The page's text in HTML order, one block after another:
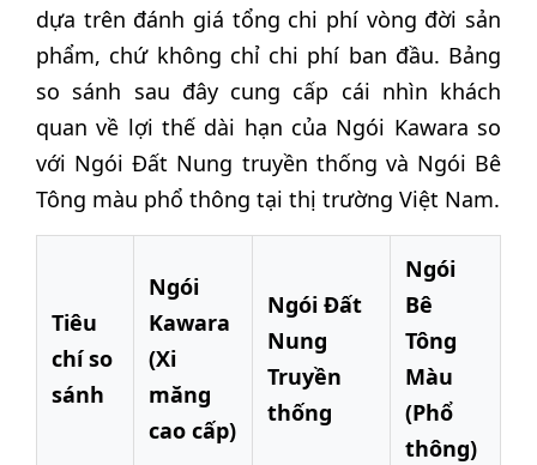
dựa trên đánh giá tổng chi phí vòng đời sản
phẩm, chứ không chỉ chi phí ban đầu. Bảng
so sánh sau đây cung cấp cái nhìn khách
quan về lợi thế dài hạn của Ngói Kawara so
với Ngói Đất Nung truyền thống và Ngói Bê
Tông màu phổ thông tại thị trường Việt Nam.
Tiêu
chí so
sánh
Ngói
Kawara
(Xi
măng
cao cấp)
Ngói Đất
Nung
Truyền
thống
Ngói
Bê
Tông
Màu
(Phổ
thông)